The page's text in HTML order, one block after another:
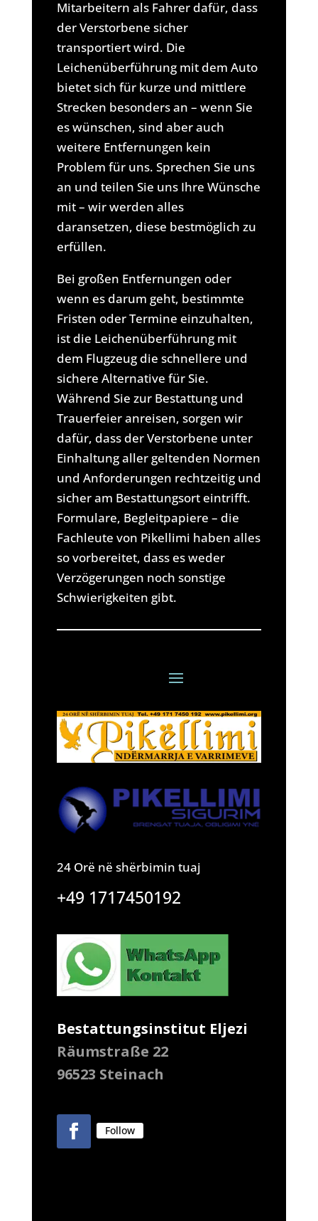
Mitarbeitern als Fahrer dafür, dass
der Verstorbene sicher
transportiert wird. Die
Leichenüberführung mit dem Auto
bietet sich für kurze und mittlere
Strecken besonders an – wenn Sie
es wünschen, sind aber auch
weitere Entfernungen kein
Problem für uns. Sprechen Sie uns
an und teilen Sie uns Ihre Wünsche
mit – wir werden alles
daransetzen, diese bestmöglich zu
erfüllen.
Bei großen Entfernungen oder
wenn es darum geht, bestimmte
Fristen oder Termine einzuhalten,
ist die Leichenüberführung mit
dem Flugzeug die schnellere und
sichere Alternative für Sie.
Während Sie zur Bestattung und
Trauerfeier anreisen, sorgen wir
dafür, dass der Verstorbene unter
Einhaltung aller geltenden Normen
und Anforderungen rechtzeitig und
sicher am Bestattungsort eintrifft.
Formulare, Begleitpapiere – die
Fachleute von Pikellimi haben alles
so vorbereitet, dass es weder
Verzögerungen noch sonstige
Schwierigkeiten gibt.
24 Orë në shërbimin tuaj
+49 1717450192
Bestattungsinstitut Eljezi
Räumstraße 22
96523 Steinach
Follow